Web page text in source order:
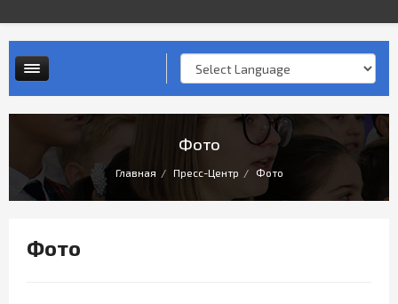
Опросы и анкеты
Фото
Главная Пресс-Центр Фото
Фото